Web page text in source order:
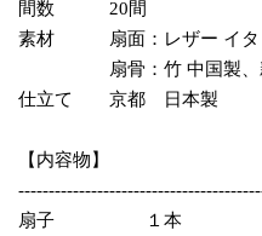
間数 20間
素材 扇面：レザー イタ
扇骨：竹 中国製、親
仕立て 京都 日本製
【内容物】
扇子 １本